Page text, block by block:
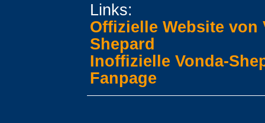
Links:
Offizielle Website von
Shepard
Inoffizielle Vonda-
Fanpage